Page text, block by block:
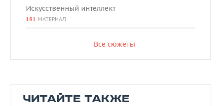
Искусственный интеллект
181 МАТЕРИАЛ
Все сюжеты
ЧИТАЙТЕ ТАКЖЕ